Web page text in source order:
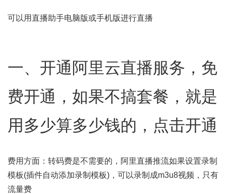
可以用直播助手电脑版或手机版进行直播
一、开通阿里云直播服务，免
费开通，如果不搞套餐，就是
用多少算多少钱的， 点击开通
费用方面：转码费是不需要的，阿里直播推流如果设置录制
模板(插件自动添加录制模板)，可以录制成m3u8视频，只有
流量费